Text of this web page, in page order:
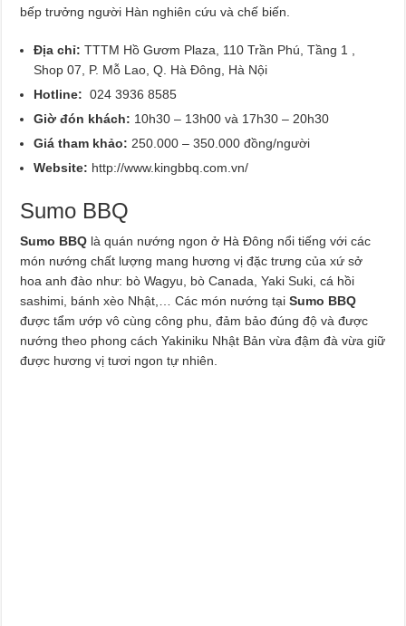
bếp trưởng người Hàn nghiên cứu và chế biến.
Địa chỉ: TTTM Hồ Gươm Plaza, 110 Trần Phú, Tầng 1 ,
Shop 07, P. Mỗ Lao, Q. Hà Đông, Hà Nội
Hotline:024 3936 8585
Giờ đón khách: 10h30 – 13h00 và 17h30 – 20h30
Giá tham khảo: 250.000 – 350.000 đồng/người
Website: http://www.kingbbq.com.vn/
Sumo BBQ
Sumo BBQ là quán nướng ngon ở Hà Đông nổi tiếng với các
món nướng chất lượng mang hương vị đặc trưng của xứ sở
hoa anh đào như: bò Wagyu, bò Canada, Yaki Suki, cá hồi
sashimi, bánh xèo Nhật,… Các món nướng tại Sumo BBQ
được tẩm ướp vô cùng công phu, đảm bảo đúng độ và được
nướng theo phong cách Yakiniku Nhật Bản vừa đậm đà vừa giữ
được hương vị tươi ngon tự nhiên.